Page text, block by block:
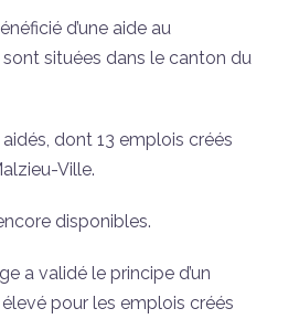
d’une aide au
situées dans le canton du
dont 13 emplois créés
Ville.
disponibles.
a validé le principe d’un
pour les emplois créés